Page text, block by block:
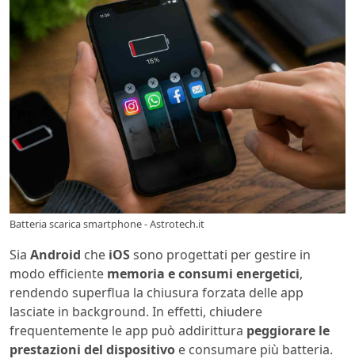
Batteria scarica smartphone - Astrotech.it
Sia Android che iOSsono progettati per gestire in
modo efficiente memoria e consumi energetici,
rendendo superflua la chiusura forzata delle app
lasciate in background. In effetti, chiudere
frequentemente le app può addirittura peggiorare le
prestazioni del dispositivo e consumare più batteria.